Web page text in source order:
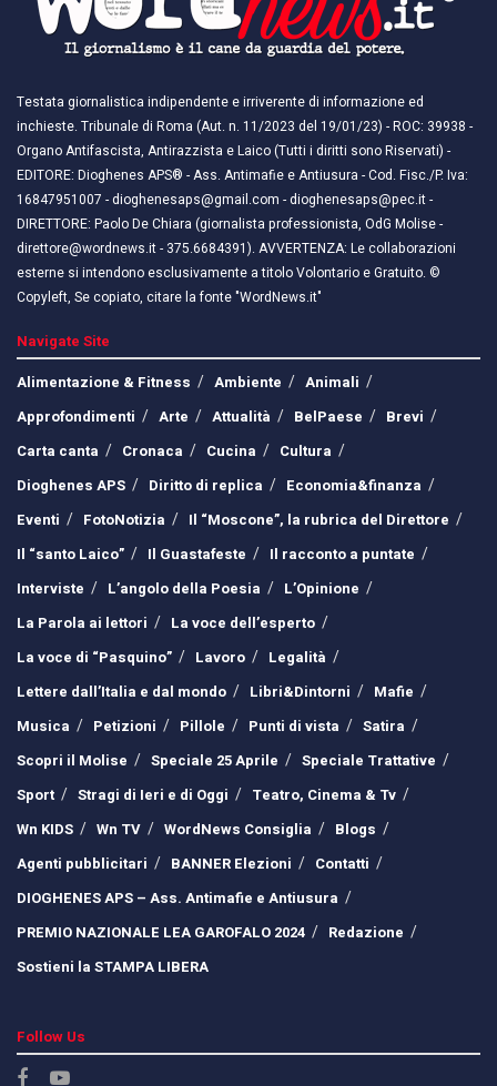
Testata giornalistica indipendente e irriverente di informazione ed
inchieste. Tribunale di Roma (Aut. n. 11/2023 del 19/01/23) - ROC: 39938 -
Organo Antifascista, Antirazzista e Laico (Tutti i diritti sono Riservati) -
EDITORE: Dioghenes APS® - Ass. Antimafie e Antiusura - Cod. Fisc./P. Iva:
16847951007 - dioghenesaps@gmail.com - dioghenesaps@pec.it - ​​
DIRETTORE: Paolo De Chiara (giornalista professionista, OdG Molise -
direttore@wordnews.it - ​​375.6684391). AVVERTENZA: Le collaborazioni
esterne si intendono esclusivamente a titolo Volontario e Gratuito. ©
Copyleft, Se copiato, citare la fonte "WordNews.it"
Navigate Site
Alimentazione & Fitness
Ambiente
Animali
Approfondimenti
Arte Attualità BelPaese
Brevi
Carta canta
Cronaca Cucina
Cultura
Dioghenes APS
Diritto di replica
Economia&finanza
Eventi
FotoNotizia
Il “Moscone”, la rubrica del Direttore
Il “santo Laico”
Il Guastafeste
Il racconto a puntate
Interviste
L’angolo della Poesia
L’Opinione
La Parola ai lettori
La voce dell’esperto
La voce di “Pasquino”
Lavoro
Legalità
Lettere dall’Italia e dal mondo
Libri&Dintorni
Mafie
Musica
Petizioni Pillole Punti di vista
Satira
Scopri il Molise
Speciale 25 Aprile
Speciale Trattative
Sport
Stragi di Ieri e di Oggi
Teatro, Cinema & Tv
Wn KIDS
Wn TV WordNews Consiglia
Blogs
Agenti pubblicitari
BANNER Elezioni
Contatti
DIOGHENES APS – Ass. Antimafie e Antiusura
PREMIO NAZIONALE LEA GAROFALO 2024
Redazione
Sostieni la STAMPA LIBERA
Follow Us